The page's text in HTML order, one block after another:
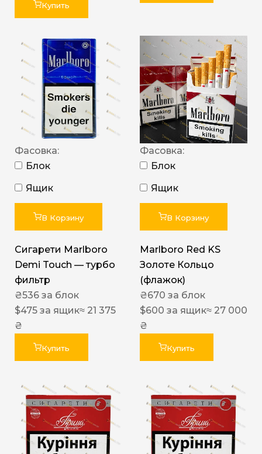
Купить
Фасовка:
Блок
Ящик
В Корзину
Сигарети Marlboro
Demi Touch — турбо
фильтр
₴536 за блок
$475 за ящик≈ 21 375
₴
Купить
Фасовка:
Блок
Ящик
В Корзину
Marlboro Red KS
Золоте Кольцо
(флажок)
₴670 за блок
$600 за ящик≈ 27 000
₴
Купить